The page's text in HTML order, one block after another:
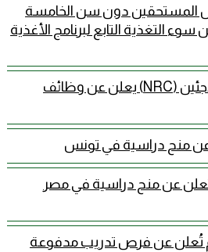
المستحقين دون سن الخامسة
التغذية التابع لبرنامج الأغذية
المجلس النرويجي للاجئين (NRC) يعلن عن وظائف
عن منح دراسية في تونس
تعلن عن منح دراسية في مصر
تُعلن عن فرص تدريب مدفوعة